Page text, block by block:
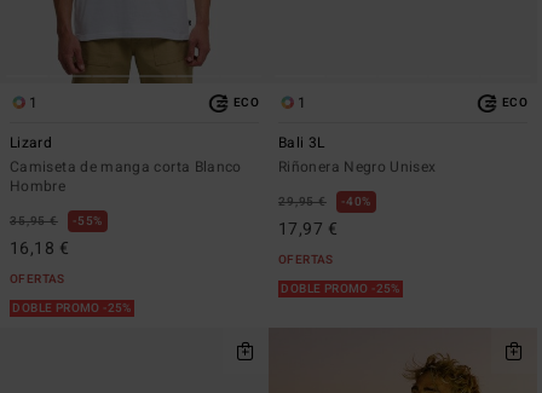
1 ECO
Lizard
Camiseta de manga corta Blanco
Hombre
35,95 € 55%
16,18 €
OFERTAS
DOBLE PROMO -25%
1 ECO
Bali 3L
Riñonera Negro Unisex
29,95 € 40%
17,97 €
OFERTAS
DOBLE PROMO -25%